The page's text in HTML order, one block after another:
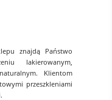
znajdą Państwo
lakierowanym,
Klientom
przeszkleniami